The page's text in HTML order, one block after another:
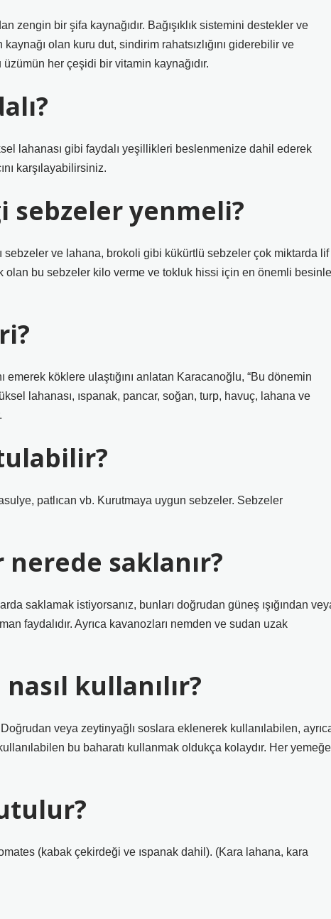
zengin bir şifa kaynağıdır. Bağışıklık sistemini destekler ve
olan kuru dut, sindirim rahatsızlığını giderebilir ve
her çeşidi bir vitamin kaynağıdır.
lahanası gibi faydalı yeşillikleri beslenmenize dahil ederek
karşılayabilirsiniz.
sebzeler yenmeli?
sebzeler ve lahana, brokoli gibi kükürtlü sebzeler çok miktarda lif
bu sebzeler kilo verme ve tokluk hissi için en önemli
emerek köklere ulaştığını anlatan Karacanoğlu, “Bu dönemin
lahanası, ıspanak, pancar, soğan, turp, havuç, lahana ve
patlıcan vb. Kurutmaya uygun sebzeler. Sebzeler
saklanır?
saklamak istiyorsanız, bunları doğrudan güneş ışığından
faydalıdır. Ayrıca kavanozları nemden ve sudan uzak
kullanılır?
veya zeytinyağlı soslara eklenerek kullanılabilen,
bu baharatı kullanmak oldukça kolaydır. Her yemeğe
(kabak çekirdeği ve ıspanak dahil). (Kara lahana, kara